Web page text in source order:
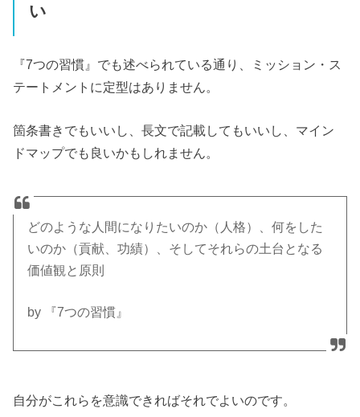
い
『7つの習慣』でも述べられている通り、ミッション・ス
テートメントに定型はありません。
箇条書きでもいいし、長文で記載してもいいし、マイン
ドマップでも良いかもしれません。
どのような人間になりたいのか（人格）、何をした
いのか（貢献、功績）、そしてそれらの土台となる
価値観と原則
by 『7つの習慣』
自分がこれらを意識できればそれでよいのです。